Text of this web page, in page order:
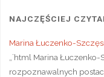
NAJCZĘŚCIEJ
Marina Łuczenko-
„`html Marina
rozpoznawalnych